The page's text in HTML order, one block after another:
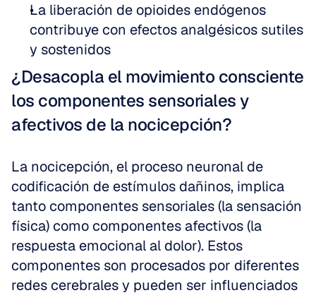
La liberación de opioides endógenos
contribuye con efectos analgésicos sutiles
y sostenidos
¿Desacopla el movimiento consciente
los componentes sensoriales y
afectivos de la nocicepción?
La nocicepción, el proceso neuronal de
codificación de estímulos dañinos, implica
tanto componentes sensoriales (la sensación
física) como componentes afectivos (la
respuesta emocional al dolor). Estos
componentes son procesados por diferentes
redes cerebrales y pueden ser influenciados